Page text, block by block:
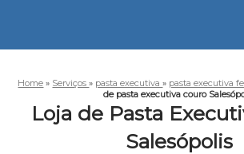
Home » Serviços» pasta executiva» pasta executiva
de pasta executiva couro
Loja de Pasta
Salesópolis